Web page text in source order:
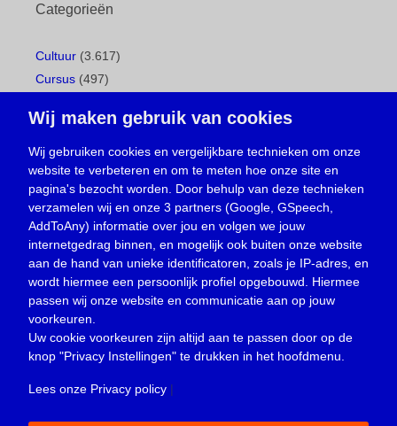
Categorieën
Cultuur (3.617)
Cursus (497)
Gemeentepagina(104)
Ingezonden brief(539)
Media(156)
Nieuws (23.330)
Oproep(734)
Overlijden(39)
Podcast(18)
prijsvraag (5)
Religie (1.438)
Service(226)
Wij maken gebruik van cookies
Wij gebruiken cookies en vergelijkbare technieken om onze
website te verbeteren en om te meten hoe onze site en
pagina's bezocht worden. Door behulp van deze technieken
verzamelen wij en onze 3 partners (Google, GSpeech,
AddToAny) informatie over jou en volgen we jouw
internetgedrag binnen, en mogelijk ook buiten onze website
aan de hand van unieke identificatoren, zoals je IP-adres, en
wordt hiermee een persoonlijk profiel opgebouwd. Hiermee
passen wij onze website en communicatie aan op jouw
voorkeuren.
Uw cookie voorkeuren zijn altijd aan te passen door op de
knop "Privacy Instellingen" te drukken in het hoofdmenu.
Lees onze Privacy policy |